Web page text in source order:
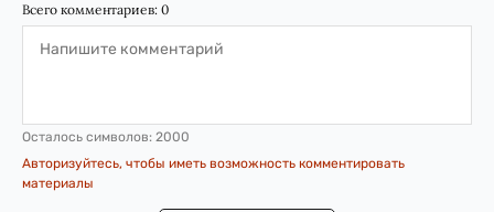
Всего комментариев: 0
Осталось символов: 2000
Авторизуйтесь, чтобы иметь возможность комментировать
материалы